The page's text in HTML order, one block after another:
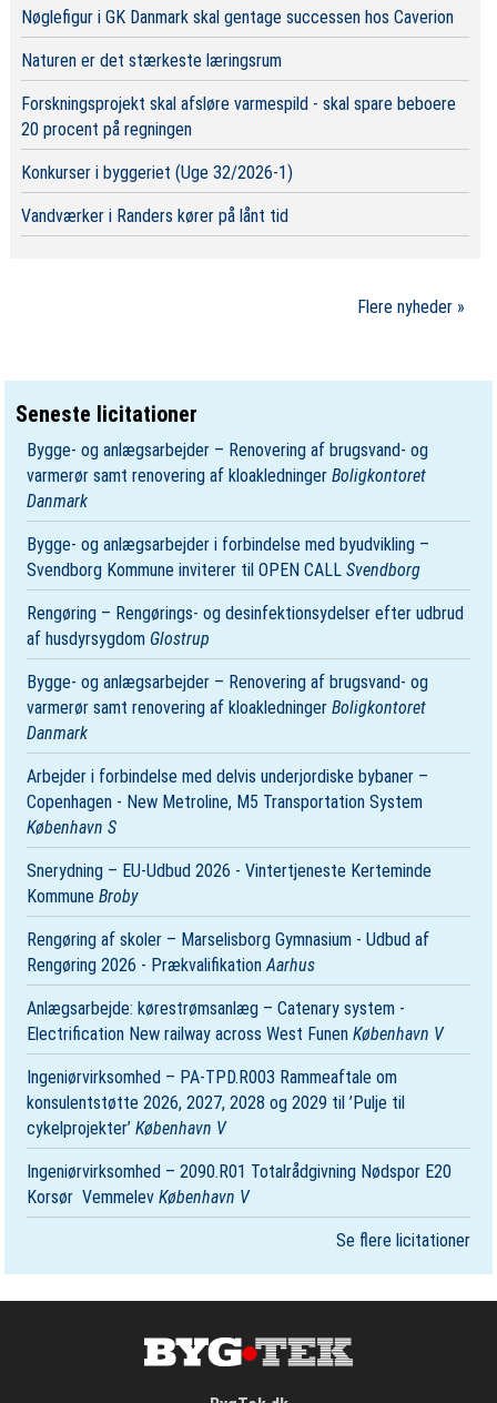
Nøglefigur i GK Danmark skal gentage successen hos Caverion
Naturen er det stærkeste læringsrum
Forskningsprojekt skal afsløre varmespild - skal spare beboere
20 procent på regningen
Konkurser i byggeriet (Uge 32/2026-1)
Vandværker i Randers kører på lånt tid
Flere nyheder »
Seneste licitationer
Bygge- og anlægsarbejder – Renovering af brugsvand- og
varmerør samt renovering af kloakledningerBoligkontoret
Danmark
Bygge- og anlægsarbejder i forbindelse med byudvikling –
Svendborg Kommune inviterer til OPEN CALLSvendborg
Rengøring – Rengørings- og desinfektionsydelser efter udbrud
af husdyrsygdom Glostrup
Bygge- og anlægsarbejder – Renovering af brugsvand- og
varmerør samt renovering af kloakledningerBoligkontoret
Danmark
Arbejder i forbindelse med delvis underjordiske bybaner –
Copenhagen - New Metroline, M5 Transportation System
København S
Snerydning – EU-Udbud 2026 - Vintertjeneste Kerteminde
KommuneBroby
Rengøring af skoler – Marselisborg Gymnasium - Udbud af
Rengøring 2026 - PrækvalifikationAarhus
Anlægsarbejde: kørestrømsanlæg – Catenary system -
Electrification New railway across West FunenKøbenhavn V
Ingeniørvirksomhed – PA-TPD.R003 Rammeaftale om
konsulentstøtte 2026, 2027, 2028 og 2029 til ’Pulje til
cykelprojekter’København V
Ingeniørvirksomhed – 2090.R01 Totalrådgivning Nødspor E20
Korsør ­ VemmelevKøbenhavn V
Se flere licitationer